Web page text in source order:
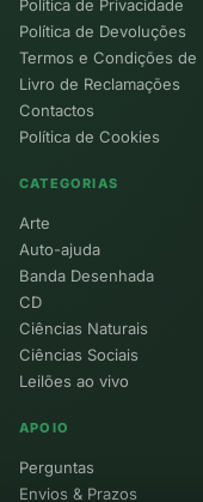
Política de Privacidade
Política de Devoluções
Termos e Condições de
Livro de Reclamações
Contactos
Política de Cookies
CATEGORIAS
Arte
Auto-ajuda
Banda Desenhada
CD
Ciências Naturais
Ciências Sociais
Leilões ao vivo
APOIO
Perguntas
Envios & Prazos